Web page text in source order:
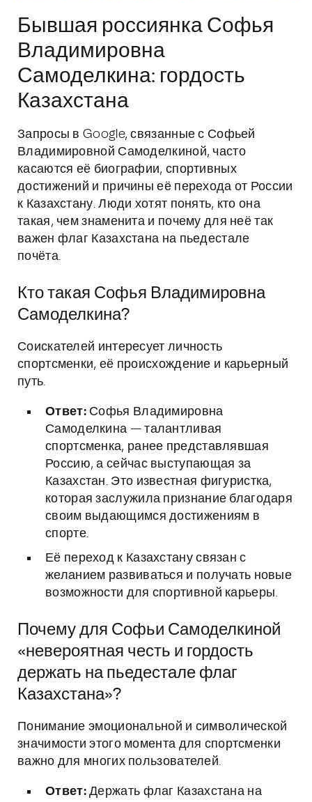
Бывшая россиянка Софья
Владимировна
Самоделкина: гордость
Казахстана
Запросы в Google, связанные с Софьей
Владимировной Самоделкиной, часто
касаются её биографии, спортивных
достижений и причины её перехода от России
к Казахстану. Люди хотят понять, кто она
такая, чем знаменита и почему для неё так
важен флаг Казахстана на пьедестале
почёта.
Кто такая Софья Владимировна
Самоделкина?
Соискателей интересует личность
спортсменки, её происхождение и карьерный
путь.
Ответ:Софья Владимировна
Самоделкина — талантливая
спортсменка, ранее представлявшая
Россию, а сейчас выступающая за
Казахстан. Это известная фигуристка,
которая заслужила признание благодаря
своим выдающимся достижениям в
спорте.
Её переход к Казахстану связан с
желанием развиваться и получать новые
возможности для спортивной карьеры.
Почему для Софьи Самоделкиной
«невероятная честь и гордость
держать на пьедестале флаг
Казахстана»?
Понимание эмоциональной и символической
значимости этого момента для спортсменки
важно для многих пользователей.
Ответ:Держать флаг Казахстана на